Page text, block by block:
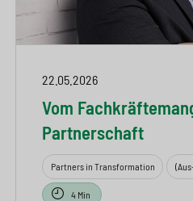
22.05.2026
Vom
Partnerschaft
Partners in Transformation
4 Min